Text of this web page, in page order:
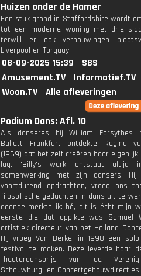
Huizen onder de Hamer
Een stuk grond in Staffordshire wordt
tot een moderne woning met drie
terwijl er ook verbouwingen
Liverpool en Torquay.
08-09-2025 15:39
SBS
Amusement.TV
Informatief.TV
Woon.TV
Alle afleveringen
Podium Dans: Afl. 10
Als danseres bij William Forsythes
Ballett Frankfurt ontdekte Regina
(1969) dat het zelf creëren haar eigenlijk
lag. 'Billy's werk ontstaat altijd
samenwerking met zijn dansers.
voortdurend opdrachten, vroeg ons
filosofische gedachten in dans uit te
doende merkte ik: hé, dit is écht mijn
eerste die dat oppikte was Samuel
artistiek directeur van het Holland
Hij vroeg Van Berkel in 1998 een
festival te maken. Deze leverde haar
Theaterdansprijs van de
Schouwburg- en Concertgebouwdirecties